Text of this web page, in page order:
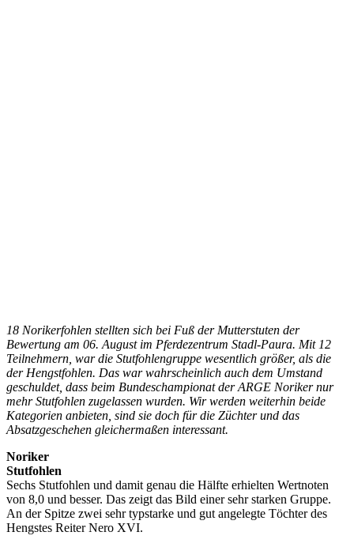
18 Norikerfohlen stellten sich bei Fuß der Mutterstuten der
Bewertung am 06. August im Pferdezentrum Stadl-Paura. Mit 12
Teilnehmern, war die Stutfohlengruppe wesentlich größer, als die
der Hengstfohlen. Das war wahrscheinlich auch dem Umstand
geschuldet, dass beim Bundeschampionat der ARGE Noriker nur
mehr Stutfohlen zugelassen wurden. Wir werden weiterhin beide
Kategorien anbieten, sind sie doch für die Züchter und das
Absatzgeschehen gleichermaßen interessant.
Noriker
Stutfohlen
Sechs Stutfohlen und damit genau die Hälfte erhielten Wertnoten
von 8,0 und besser. Das zeigt das Bild einer sehr starken Gruppe.
An der Spitze zwei sehr typstarke und gut angelegte Töchter des
Hengstes Reiter Nero XVI.